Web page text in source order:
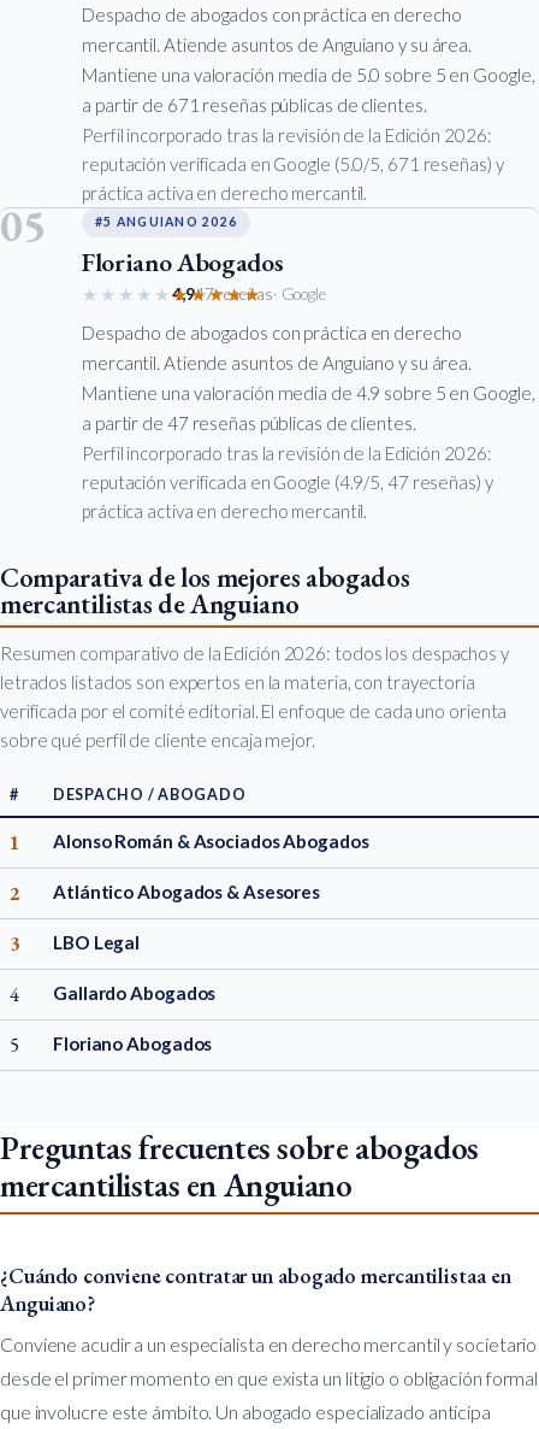
Despacho de abogados con práctica en derecho
mercantil. Atiende asuntos de Anguiano y su área.
Mantiene una valoración media de 5.0 sobre 5 en Google,
a partir de 671 reseñas públicas de clientes.
Perfil incorporado tras la revisión de la Edición 2026:
reputación verificada en Google (5.0/5, 671 reseñas) y
práctica activa en derecho mercantil.
05 #5 ANGUIANO 2026
Floriano Abogados
★★★★★★★★★★
4,947 reseñas· Google
Despacho de abogados con práctica en derecho
mercantil. Atiende asuntos de Anguiano y su área.
Mantiene una valoración media de 4.9 sobre 5 en Google,
a partir de 47 reseñas públicas de clientes.
Perfil incorporado tras la revisión de la Edición 2026:
reputación verificada en Google (4.9/5, 47 reseñas) y
práctica activa en derecho mercantil.
Comparativa de los mejores abogados
mercantilistas de Anguiano
Resumen comparativo de la Edición 2026: todos los despachos y
letrados listados son expertos en la materia, con trayectoria
verificada por el comité editorial. El enfoque de cada uno orienta
sobre qué perfil de cliente encaja mejor.
# DESPACHO / ABOGADO
1 Alonso Román & Asociados Abogados
2 Atlántico Abogados & Asesores
3 LBO Legal
4 Gallardo Abogados
5 Floriano Abogados
Preguntas frecuentes sobre abogados
mercantilistas en Anguiano
¿Cuándo conviene contratar un abogado mercantilistaa en
Anguiano?
Conviene acudir a un especialista en derecho mercantil y societario
desde el primer momento en que exista un litigio o obligación formal
que involucre este ámbito. Un abogado especializado anticipa